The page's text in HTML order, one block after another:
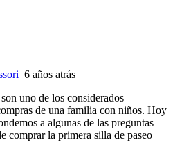
6 años atrás
uno de los considerados
de una familia con niños. Hoy
a algunas de las preguntas
comprar la primera silla de paseo